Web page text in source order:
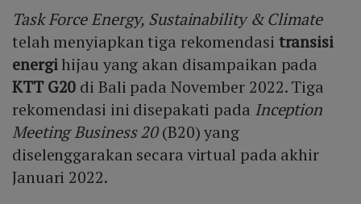
Task Force Energy, Sustainability & Climate
telah menyiapkan tiga rekomendasi transisi
energihijau yang akan disampaikan pada
KTT G20 di Bali pada November 2022. Tiga
rekomendasi ini disepakati pada Inception
Meeting Business 20(B20) yang
diselenggarakan secara virtual pada akhir
Januari 2022.